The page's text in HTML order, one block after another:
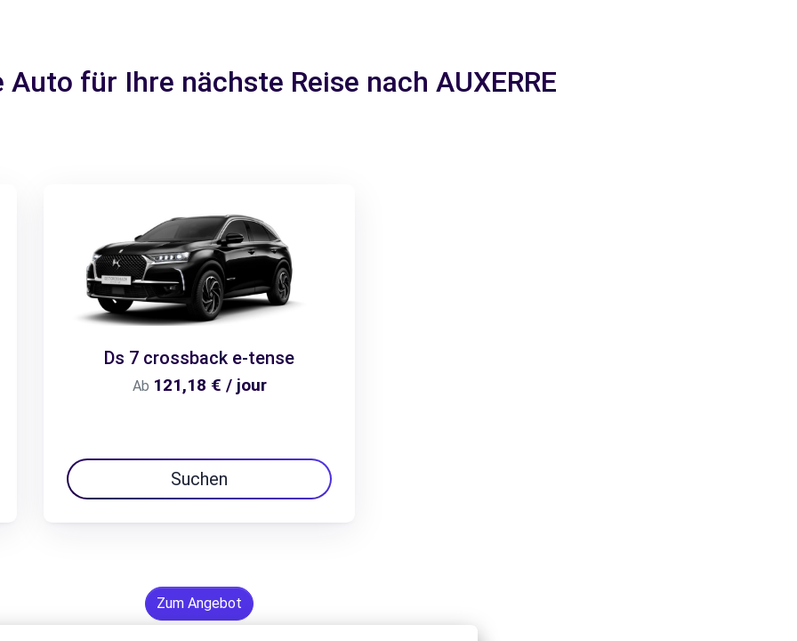
für Ihre nächste Reise nach AUXERRE
Ds 7 crossback e-tense
Ab 121,18 € / jour
Suchen
Zum Angebot